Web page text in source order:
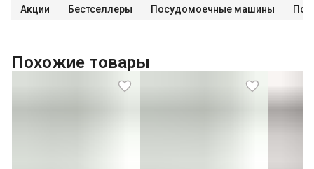
Акции Бестселлеры Посудомоечные машины
Похожие товары